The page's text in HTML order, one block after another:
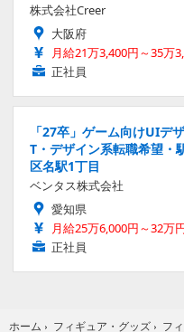
株式会社Creer
大阪府
月給21万3,400円～35万
正社員
「27卒」ゲーム向けUIデ
T・デザイン系転職希望・
区名駅1丁目
ベンタス株式会社
愛知県
月給25万6,000円～32万
正社員
ホーム › フィギュア・グッズ › フ